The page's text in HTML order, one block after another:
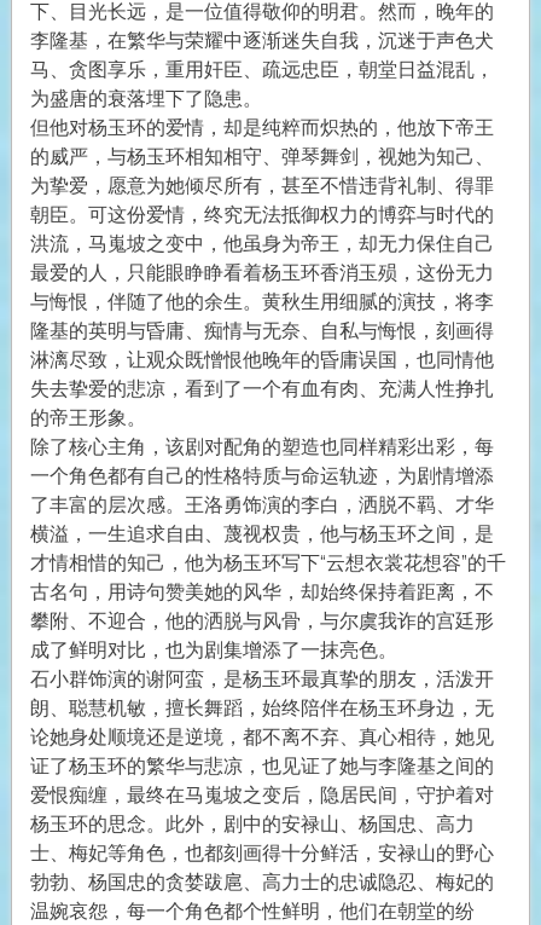
下、目光长远，是一位值得敬仰的明君。然而，晚年的
李隆基，在繁华与荣耀中逐渐迷失自我，沉迷于声色犬
马、贪图享乐，重用奸臣、疏远忠臣，朝堂日益混乱，
为盛唐的衰落埋下了隐患。
但他对杨玉环的爱情，却是纯粹而炽热的，他放下帝王
的威严，与杨玉环相知相守、弹琴舞剑，视她为知己、
为挚爱，愿意为她倾尽所有，甚至不惜违背礼制、得罪
朝臣。可这份爱情，终究无法抵御权力的博弈与时代的
洪流，马嵬坡之变中，他虽身为帝王，却无力保住自己
最爱的人，只能眼睁睁看着杨玉环香消玉殒，这份无力
与悔恨，伴随了他的余生。黄秋生用细腻的演技，将李
隆基的英明与昏庸、痴情与无奈、自私与悔恨，刻画得
淋漓尽致，让观众既憎恨他晚年的昏庸误国，也同情他
失去挚爱的悲凉，看到了一个有血有肉、充满人性挣扎
的帝王形象。
除了核心主角，该剧对配角的塑造也同样精彩出彩，每
一个角色都有自己的性格特质与命运轨迹，为剧情增添
了丰富的层次感。王洛勇饰演的李白，洒脱不羁、才华
横溢，一生追求自由、蔑视权贵，他与杨玉环之间，是
才情相惜的知己，他为杨玉环写下“云想衣裳花想容”的千
古名句，用诗句赞美她的风华，却始终保持着距离，不
攀附、不迎合，他的洒脱与风骨，与尔虞我诈的宫廷形
成了鲜明对比，也为剧集增添了一抹亮色。
石小群饰演的谢阿蛮，是杨玉环最真挚的朋友，活泼开
朗、聪慧机敏，擅长舞蹈，始终陪伴在杨玉环身边，无
论她身处顺境还是逆境，都不离不弃、真心相待，她见
证了杨玉环的繁华与悲凉，也见证了她与李隆基之间的
爱恨痴缠，最终在马嵬坡之变后，隐居民间，守护着对
杨玉环的思念。此外，剧中的安禄山、杨国忠、高力
士、梅妃等角色，也都刻画得十分鲜活，安禄山的野心
勃勃、杨国忠的贪婪跋扈、高力士的忠诚隐忍、梅妃的
温婉哀怨，每一个角色都个性鲜明，他们在朝堂的纷